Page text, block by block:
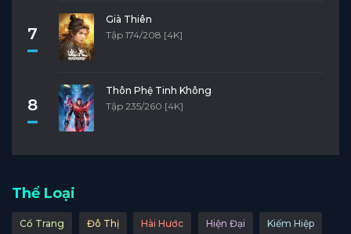
7
Già Thiên
Tập 174/208 [4K]
8
Thôn Phệ Tinh Không
Tập 235/260 [4K]
Thể Loại
Cổ Trang Đô Thị Hài Hước Hiện Đại Kiếm Hiệp